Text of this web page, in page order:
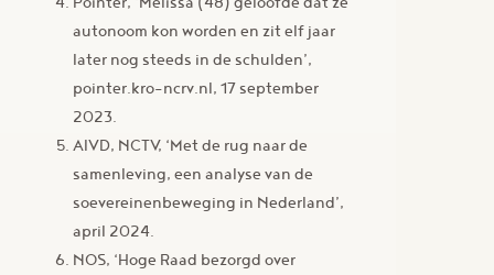
autonoom kon worden en zit elf jaar
later nog steeds in de schulden’,
pointer.kro-ncrv.nl, 17 september
2023.
AIVD, NCTV, ‘Met de rug naar de
samenleving, een analyse van de
soevereinenbeweging in Nederland’,
april 2024.
NOS, ‘Hoge Raad bezorgd over